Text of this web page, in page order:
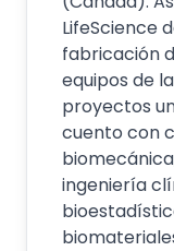
LifeScience
fabricación
equipos de
proyectos
cuento con
ingeniería